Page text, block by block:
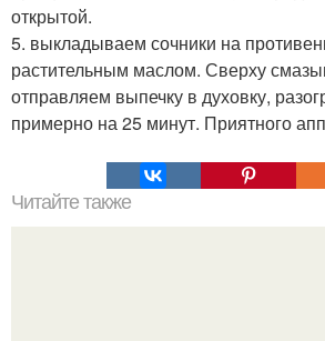
открытой.
5. выкладываем сочники на
растительным маслом. Сверху
отправляем выпечку в духовку,
примерно на 25 минут. Приятного
Читайте также